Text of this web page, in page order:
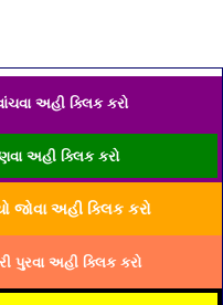
અહી ક્લિક કરો
અહી ક્લિક કરો
જોવા અહી ક્લિક કરો
પુરવા અહી ક્લિક કરો